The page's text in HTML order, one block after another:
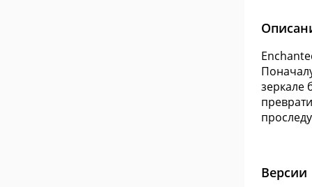
зеркале
Версии